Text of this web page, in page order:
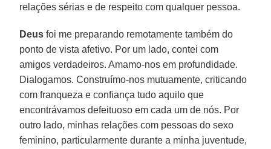
relações sérias e de respeito com qualquer pessoa.
Deus foi me preparando remotamente também do
ponto de vista afetivo. Por um lado, contei com
amigos verdadeiros. Amamo-nos em profundidade.
Dialogamos. Construímo-nos mutuamente, criticando
com franqueza e confiança tudo aquilo que
encontrávamos defeituoso em cada um de nós. Por
outro lado, minhas relações com pessoas do sexo
feminino, particularmente durante a minha juventude,